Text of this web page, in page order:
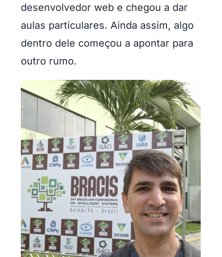
desenvolvedor web e chegou a dar
aulas particulares. Ainda assim, algo
dentro dele começou a apontar para
outro rumo.